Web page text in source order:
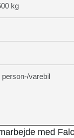
kg
varebil
med